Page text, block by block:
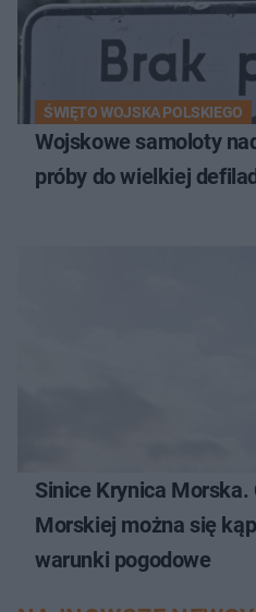
ŚWIĘTO WOJSKA POLSKIEGO
Wojskowe samoloty
próby do wielkiej
Sinice Krynica Morska.
Morskiej można się
warunki pogodowe